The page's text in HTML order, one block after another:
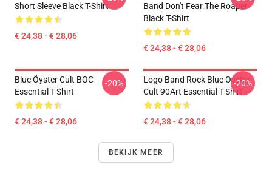
Short Sleeve Black T-Shirt
€ 24,38 - € 28,06
Band Don't Fear The Roaper
Black T-Shirt
€ 24,38 - € 28,06
Blue Öyster Cult BOC
Essential T-Shirt
€ 24,38 - € 28,06
-20%
Logo Band Rock Blue Oyster
Cult 90Art Essential T-Shirt
€ 24,38 - € 28,06
-20%
BEKIJK MEER